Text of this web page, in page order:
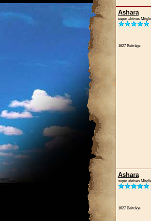
Ashara
super aktives
1627 Beiträge
Ashara
super aktives
1627 Beiträge